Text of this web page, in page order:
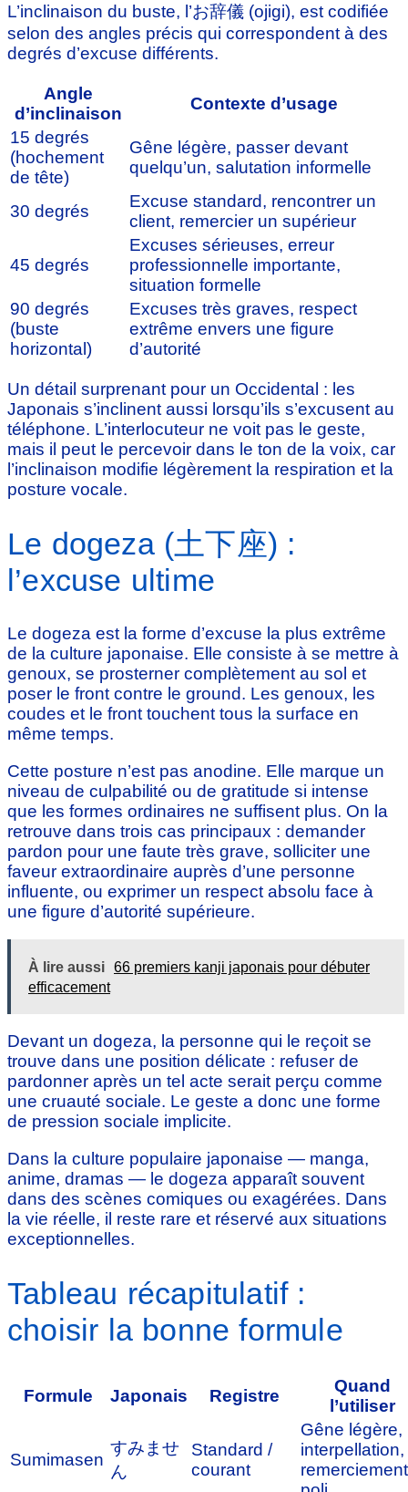
L’inclinaison du buste, l’お辞儀 (ojigi), est codifiée
selon des angles précis qui correspondent à des
degrés d’excuse différents.
Angle
d’inclinaison
Contexte d’usage
15 degrés
(hochement
de tête)
Gêne légère, passer devant
quelqu’un, salutation informelle
30 degrés
Excuse standard, rencontrer un
client, remercier un supérieur
45 degrés
Excuses sérieuses, erreur
professionnelle importante,
situation formelle
90 degrés
(buste
horizontal)
Excuses très graves, respect
extrême envers une figure
d’autorité
Un détail surprenant pour un Occidental : les
Japonais s’inclinent aussi lorsqu’ils s’excusent au
téléphone. L’interlocuteur ne voit pas le geste,
mais il peut le percevoir dans le ton de la voix, car
l’inclinaison modifie légèrement la respiration et la
posture vocale.
Le dogeza (土下座) :
l’excuse ultime
Le dogeza est la forme d’excuse la plus extrême
de la culture japonaise. Elle consiste à se mettre à
genoux, se prosterner complètement au sol et
poser le front contre le ground. Les genoux, les
coudes et le front touchent tous la surface en
même temps.
Cette posture n’est pas anodine. Elle marque un
niveau de culpabilité ou de gratitude si intense
que les formes ordinaires ne suffisent plus. On la
retrouve dans trois cas principaux : demander
pardon pour une faute très grave, solliciter une
faveur extraordinaire auprès d’une personne
influente, ou exprimer un respect absolu face à
une figure d’autorité supérieure.
À lire aussi 66 premiers kanji japonais pour débuter
efficacement
Devant un dogeza, la personne qui le reçoit se
trouve dans une position délicate : refuser de
pardonner après un tel acte serait perçu comme
une cruauté sociale. Le geste a donc une forme
de pression sociale implicite.
Dans la culture populaire japonaise — manga,
anime, dramas — le dogeza apparaît souvent
dans des scènes comiques ou exagérées. Dans
la vie réelle, il reste rare et réservé aux situations
exceptionnelles.
Tableau récapitulatif :
choisir la bonne formule
Formule Japonais Registre
Quand
l’utiliser
Sumimasen
すみませ
ん
Standard /
courant
Gêne légère,
interpellation,
remerciement